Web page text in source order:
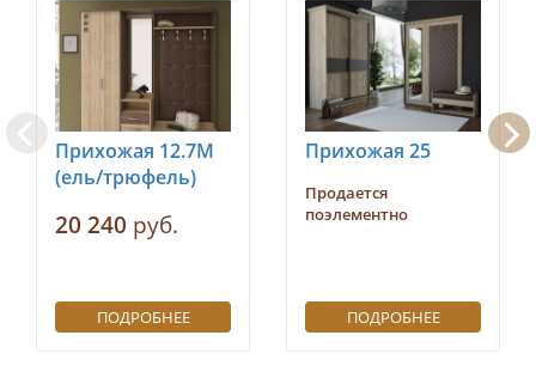
Прихожая 12.7М
(ель/трюфель)
20 240 руб.
ПОДРОБНЕЕ
Прихожая 25
Продается
поэлементно
ПОДРОБНЕЕ